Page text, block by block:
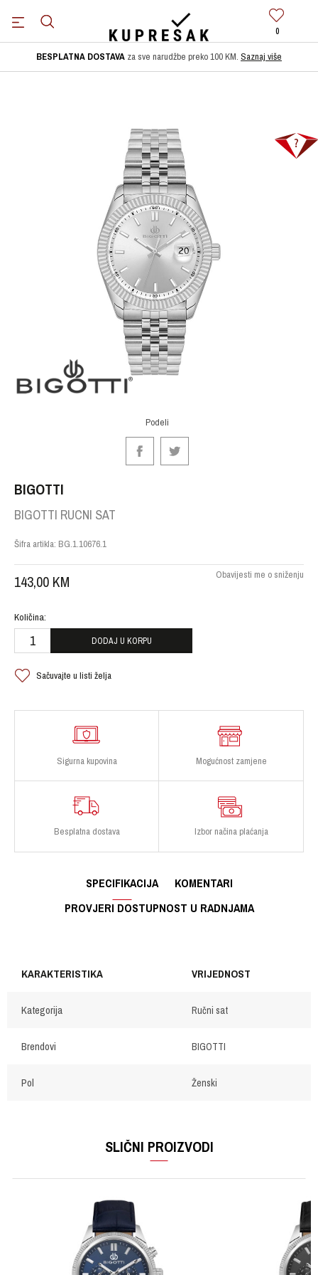
0
BESPLATNA DOSTAVA za sve narudžbe preko 100 KM. Saznaj više
Podeli
BIGOTTI
BIGOTTI RUCNI SAT
Šifra artikla: BG.1.10676.1
143,00 KM Obavijesti me o sniženju
Količina:
DODAJ U KORPU
Sačuvajte u listi želja
Sigurna kupovina Mogućnost zamjene
Besplatna dostava Izbor načina plaćanja
SPECIFIKACIJA
KOMENTARI
PROVJERI DOSTUPNOST U RADNJAMA
KARAKTERISTIKA VRIJEDNOST
Kategorija Ručni sat
Brendovi BIGOTTI
Pol Ženski
SLIČNI PROIZVODI